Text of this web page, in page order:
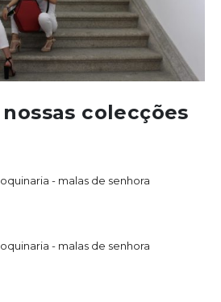
colecções